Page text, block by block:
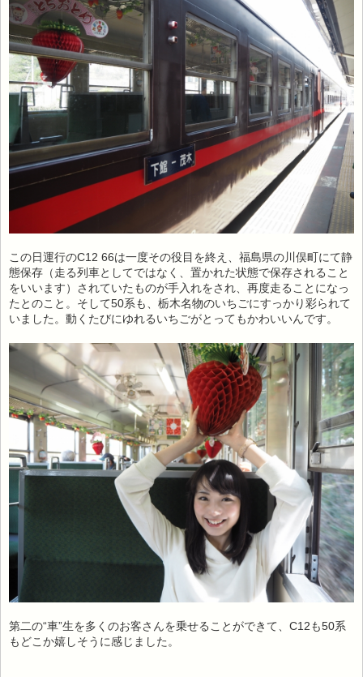
この日運行のC12 66は一度その役目を終え、福島県の川俣町にて静
態保存（走る列車としてではなく、置かれた状態で保存されること
をいいます）されていたものが手入れをされ、再度走ることになっ
たとのこと。そして50系も、栃木名物のいちごにすっかり彩られて
いました。動くたびにゆれるいちごがとってもかわいいんです。
第二の“車”生を多くのお客さんを乗せることができて、C12も50系
もどこか嬉しそうに感じました。